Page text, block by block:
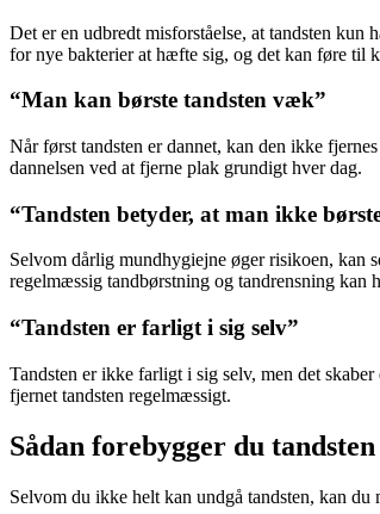
Det er en udbredt misforståelse, at tandsten
for nye bakterier at hæfte sig, og det kan føre til
“Man kan børste tandsten væk”
Når først tandsten er dannet, kan den ikke
dannelsen ved at fjerne plak grundigt hver dag.
“Tandsten betyder, at man ikke
Selvom dårlig mundhygiejne øger risikoen, kan
regelmæssig tandbørstning og tandrensning kan
“Tandsten er farligt i sig selv”
Tandsten er ikke farligt i sig selv, men det
fjernet tandsten regelmæssigt.
Sådan forebygger du tandsten
Selvom du ikke helt kan undgå tandsten, kan